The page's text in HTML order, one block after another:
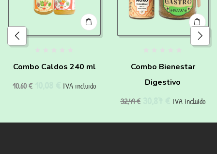
Combo Caldos 240 ml
10,60€ IVA incluido
Combo Bienestar
Digestivo
32,49€ IVA incluido